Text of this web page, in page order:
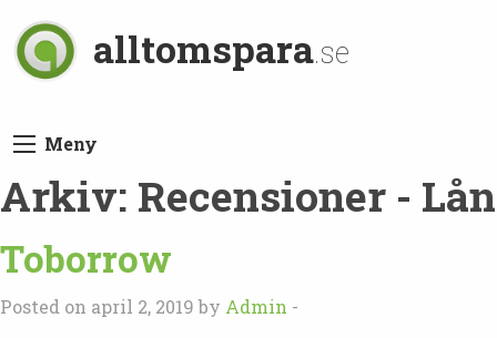
alltomspara.se
Meny
Arkiv: Recensioner - Lån
Toborrow
Posted on april 2, 2019 by Admin -